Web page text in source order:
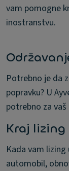
vam pomogne
inostranstvu.
Potrebno je da
popravku? U
potrebno za
Kraj lizing
Kada vam
automobil,